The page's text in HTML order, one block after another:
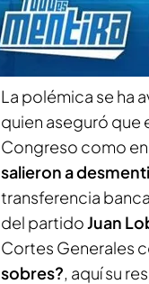
financiación ilegal
que recibió Santos
La polémica se ha
quien aseguró que
Congreso como
salieron a
transferencia
del partidoJuan
Cortes Generales
sobres?, aquí su